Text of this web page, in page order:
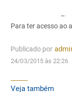
Para ter acesso ao
Publicado por
24/03/2015 às 22:26
Veja também